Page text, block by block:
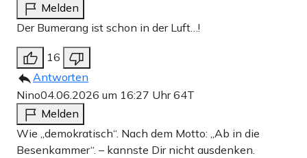
Melden
Der Bumerang ist schon in der Luft…!
16
Antworten
Nino04.06.2026 um 16:27 Uhr64T
Melden
Wie „demokratisch“. Nach dem Motto: „Ab in die
Besenkammer“. – kannste Dir nicht ausdenken.